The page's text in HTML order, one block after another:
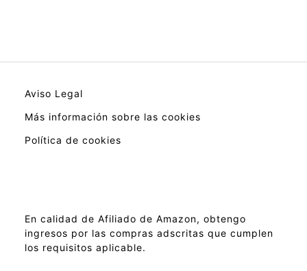
Aviso Legal
Más información sobre las cookies
Política de cookies
En calidad de Afiliado de Amazon, obtengo
ingresos por las compras adscritas que cumplen
los requisitos aplicable.